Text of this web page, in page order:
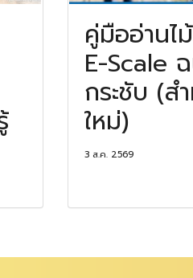
คู่มืออ่านไ
E-Scale
กระชับ (ส
ใหม่)
3 ส.ค. 2569